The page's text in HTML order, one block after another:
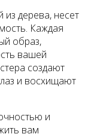
дерева, несет
Каждая
образ,
вашей
создают
и восхищают
и
вам